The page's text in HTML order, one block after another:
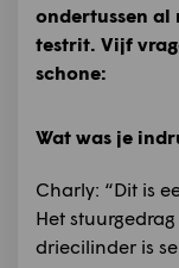
ondertussen al
testrit. Vijf
schone:
Wat was je
Charly: “Dit is
Het
driecilinder is